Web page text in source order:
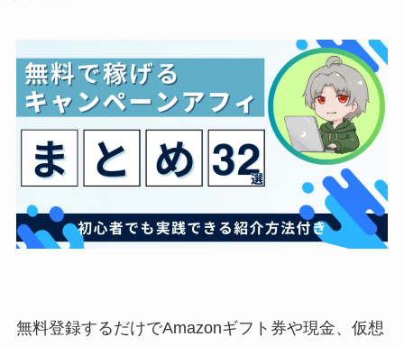
無料登録するだけでAmazonギフト券や現金、仮想